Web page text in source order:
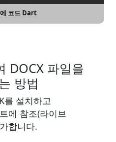
코드 Dart
DOCX 파일을
방법
설치하고
에 참조(라이브
합니다.